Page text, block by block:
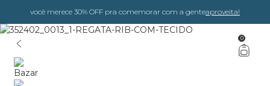
você merece 30% OFF pra comemorar com a genteaproveita!
0